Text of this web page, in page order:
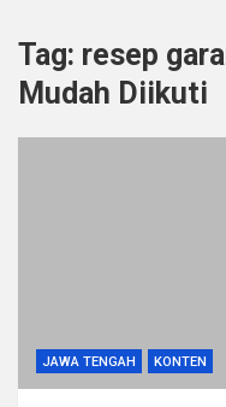
Tag: resep
Mudah Diikuti
JAWA TENGAH KONTEN